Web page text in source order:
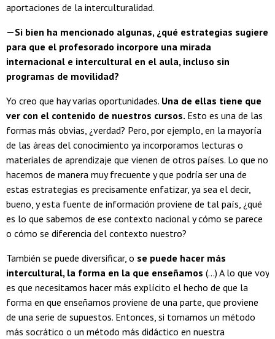
aportaciones de la interculturalidad.
—Si bien ha mencionado algunas, ¿qué estrategias sugiere
para que el profesorado incorpore una mirada
internacional e intercultural en el aula, incluso sin
programas de movilidad?
Yo creo que hay varias oportunidades. Una de ellas tiene que
ver con el contenido de nuestros cursos. Esto es una de las
formas más obvias, ¿verdad? Pero, por ejemplo, en la mayoría
de las áreas del conocimiento ya incorporamos lecturas o
materiales de aprendizaje que vienen de otros países. Lo que no
hacemos de manera muy frecuente y que podría ser una de
estas estrategias es precisamente enfatizar, ya sea el decir,
bueno, y esta fuente de información proviene de tal país, ¿qué
es lo que sabemos de ese contexto nacional y cómo se parece
o cómo se diferencia del contexto nuestro?
También se puede diversificar, o se puede hacer más
intercultural, la forma en la que enseñamos (...) A lo que voy
es que necesitamos hacer más explícito el hecho de que la
forma en que enseñamos proviene de una parte, que proviene
de una serie de supuestos. Entonces, si tomamos un método
más socrático o un método más didáctico en nuestra